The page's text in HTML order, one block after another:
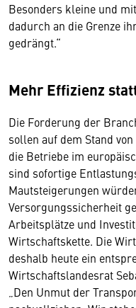
Besonders kleine und
dadurch an die Grenze
gedrängt.“
Mehr Effizienz
Die Forderung der
sollen auf dem Stand
die Betriebe im
sind sofortige
Mautsteigerungen
Versorgungssicherheit
Arbeitsplätze und
Wirtschaftskette. Die
deshalb heute ein
Wirtschaftslandesrat
„Den Unmut der